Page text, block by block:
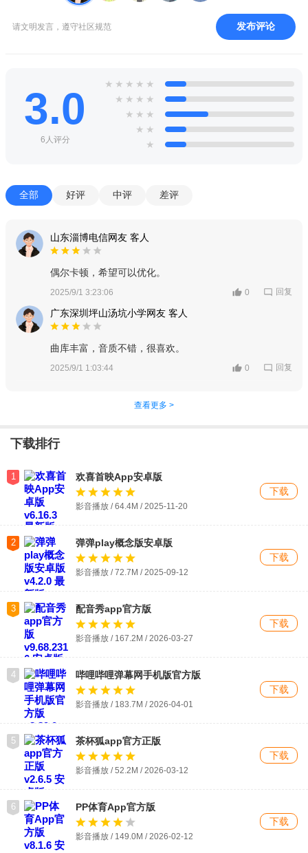
请文明发言，遵守社区规范 发布评论
3.0
6人评分
★ ★ ★ ★ ★
★ ★ ★ ★
★ ★ ★
★ ★
★
全部 好评 中评 差评
山东淄博电信网友 客人
偶尔卡顿，希望可以优化。
2025/9/1 3:23:06 0 回复
广东深圳坪山汤坑小学网友 客人
曲库丰富，音质不错，很喜欢。
2025/9/1 1:03:44 0 回复
查看更多 >
下载排行
1 欢喜首映App安卓版
影音播放 / 64.4M / 2025-11-20
下载
2 弹弹play概念版安卓版
影音播放 / 72.7M / 2025-09-12
下载
3 配音秀app官方版
影音播放 / 167.2M / 2026-03-27
下载
4 哔哩哔哩弹幕网手机版官方版
影音播放 / 183.7M / 2026-04-01
下载
5 茶杯狐app官方正版
影音播放 / 52.2M / 2026-03-12
下载
6 PP体育App官方版
影音播放 / 149.0M / 2026-02-12
下载